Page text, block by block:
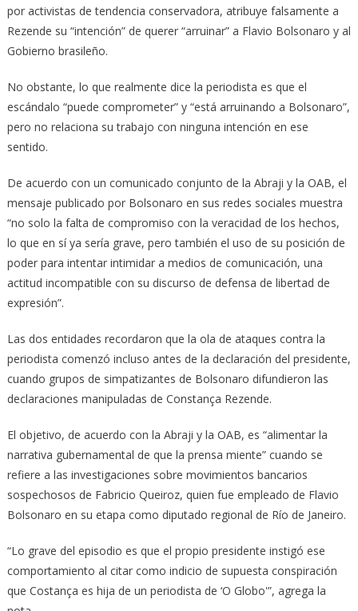
por activistas de tendencia conservadora, atribuye falsamente a
Rezende su “intención” de querer “arruinar” a Flavio Bolsonaro y al
Gobierno brasileño.
No obstante, lo que realmente dice la periodista es que el
escándalo “puede comprometer” y “está arruinando a Bolsonaro”,
pero no relaciona su trabajo con ninguna intención en ese
sentido.
De acuerdo con un comunicado conjunto de la Abraji y la OAB, el
mensaje publicado por Bolsonaro en sus redes sociales muestra
“no solo la falta de compromiso con la veracidad de los hechos,
lo que en sí ya sería grave, pero también el uso de su posición de
poder para intentar intimidar a medios de comunicación, una
actitud incompatible con su discurso de defensa de libertad de
expresión”.
Las dos entidades recordaron que la ola de ataques contra la
periodista comenzó incluso antes de la declaración del presidente,
cuando grupos de simpatizantes de Bolsonaro difundieron las
declaraciones manipuladas de Constança Rezende.
El objetivo, de acuerdo con la Abraji y la OAB, es “alimentar la
narrativa gubernamental de que la prensa miente” cuando se
refiere a las investigaciones sobre movimientos bancarios
sospechosos de Fabricio Queiroz, quien fue empleado de Flavio
Bolsonaro en su etapa como diputado regional de Río de Janeiro.
“Lo grave del episodio es que el propio presidente instigó ese
comportamiento al citar como indicio de supuesta conspiración
que Costança es hija de un periodista de ‘O Globo'”, agrega la